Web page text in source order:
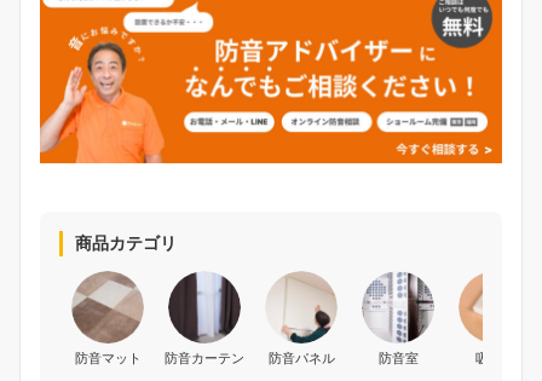
商品カテゴリ
防音マット 防音カーテン 防音パネル 防音室 吸音材